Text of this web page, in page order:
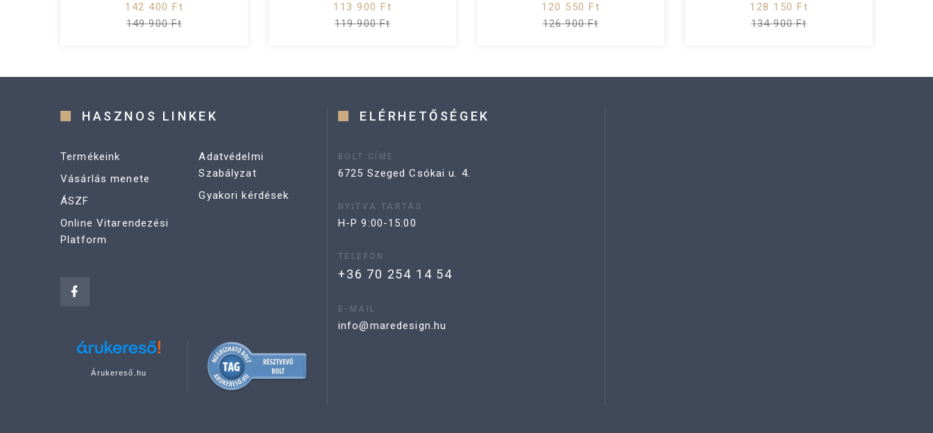
142 400 Ft
149 900 Ft
113 900 Ft
119 900 Ft
120 550 Ft
126 900 Ft
128 150 Ft
134 900 Ft
HASZNOS LINKEK
Termékeink
Vásárlás menete
ÁSZF
Online Vitarendezési
Platform
Adatvédelmi
Szabályzat
Gyakori kérdések
Árukereső.hu
ELÉRHETŐSÉGEK
BOLT CÍME
6725 Szeged Csókai u. 4.
NYITVA TARTÁS
H-P 9:00-15:00
TELEFON
+36 70 254 14 54
E-MAIL
info@maredesign.hu